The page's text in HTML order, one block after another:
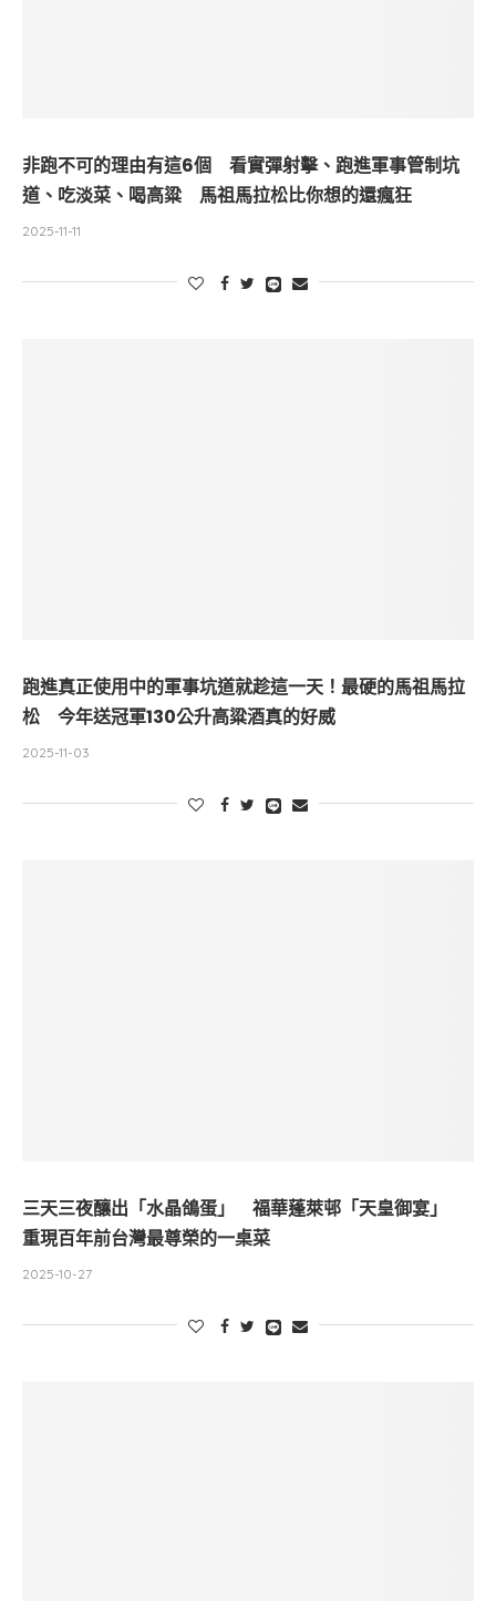
非跑不可的理由有這6個 看實彈射擊、跑進軍事管制坑
道、吃淡菜、喝高粱 馬祖馬拉松比你想的還瘋狂
2025-11-11
跑進真正使用中的軍事坑道就趁這一天！最硬的馬祖馬拉
松 今年送冠軍130公升高粱酒真的好威
2025-11-03
三天三夜釀出「水晶鴿蛋」 福華蓬萊邨「天皇御宴」
重現百年前台灣最尊榮的一桌菜
2025-10-27